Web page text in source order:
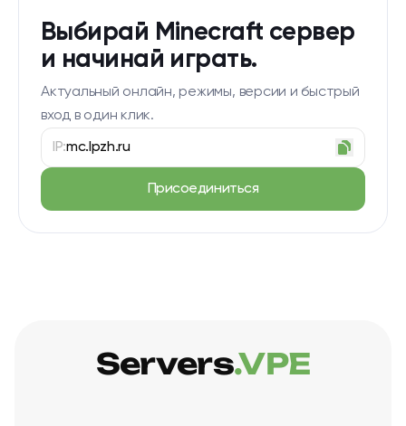
Выбирай Minecraft сервер
и начинай играть.
Актуальный онлайн, режимы, версии и быстрый
вход в один клик.
IP:mc.lpzh.ru
Присоединиться
Servers.VPE